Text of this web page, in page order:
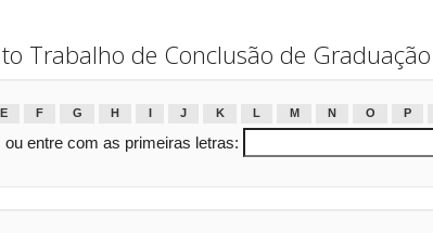
Trabalho de Conclusão de Graduação
E F G H J K L M N O P
ou entre com as primeiras letras: